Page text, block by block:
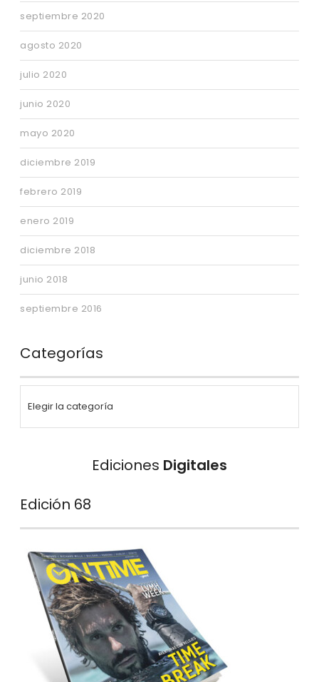
septiembre 2020
agosto 2020
julio 2020
junio 2020
mayo 2020
diciembre 2019
febrero 2019
enero 2019
diciembre 2018
junio 2018
septiembre 2016
Categorías
Ediciones Digitales
Edición 68